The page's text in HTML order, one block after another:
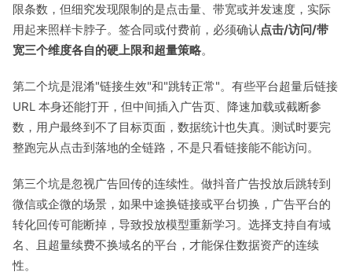
限条数，但细究发现限制的是点击量、带宽或并发速度，实际
用起来照样卡脖子。签合同或付费前，必须确认 点击/访问/带
宽三个维度各自的硬上限和超量策略。
第二个坑是混淆"链接生效"和"跳转正常"。有些平台超量后链接
URL 本身还能打开，但中间插入广告页、降速加载或截断参
数，用户最终到不了目标页面，数据统计也失真。测试时要完
整跑完从点击到落地的全链路，不是只看链接能不能访问。
第三个坑是忽视广告回传的连续性。做抖音广告投放后跳转到
微信或企微的场景，如果中途换链接或平台切换，广告平台的
转化回传可能断掉，导致投放模型重新学习。选择支持自有域
名、且超量续费不换域名的平台，才能保住数据资产的连续
性。